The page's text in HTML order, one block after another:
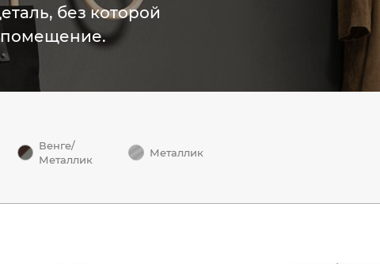
без которой
помещение.
Венге/
Металлик
Металлик